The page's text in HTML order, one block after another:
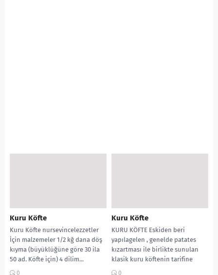
Kuru Köfte
Kuru Köfte nursevincelezzetler
İçin malzemeler 1/2 kğ dana döş
kıyma (büyüklüğüne göre 30 ila
50 ad. Köfte için) 4 dilim...
0
Kuru Köfte
KURU KÖFTE Eskiden beri
yapılagelen , genelde patates
kızartması ile birlikte sunulan
klasik kuru köftenin tarifine
aslında gerek yok belki...
0